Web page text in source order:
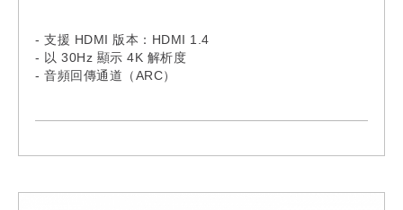
- 支援 HDMI 版本：HDMI 1.4
- 以 30Hz 顯示 4K 解析度
- 音頻回傳通道（ARC）